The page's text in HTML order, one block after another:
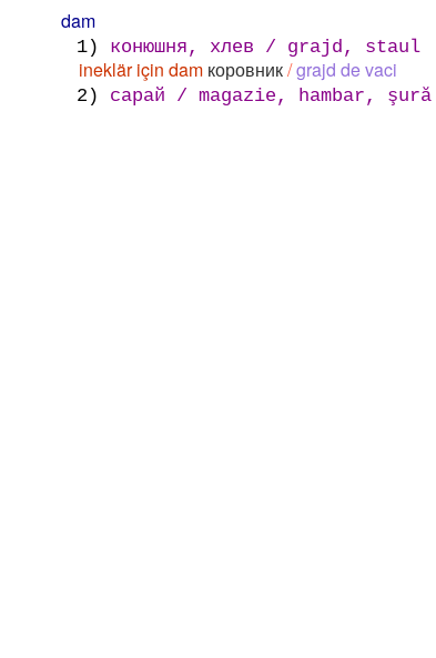
dam
1) конюшня, хлев / grajd, staul
ineklär için dam коровник/grajd de vaci
2) сарай / magazie, hambar, şură